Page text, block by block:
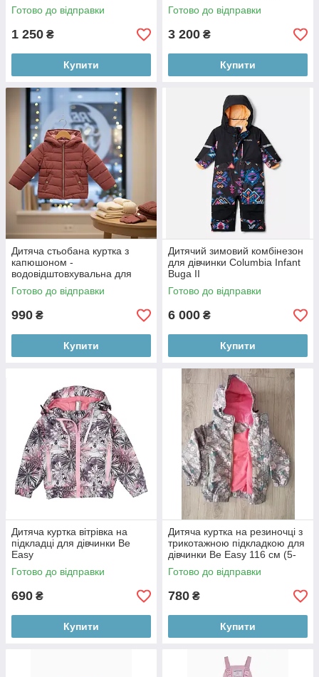
Готово до відправки
1 250 ₴
Купити
Готово до відправки
3 200 ₴
Купити
Дитяча стьобана куртка з
капюшоном -
водовідштовхувальна для
дівчинки 98 см (2–3 роки)
Готово до відправки
990 ₴
Купити
Дитячий зимовий комбінезон
для дівчинки Columbia Infant
Buga II
Готово до відправки
6 000 ₴
Купити
Дитяча куртка вітрівка на
підкладці для дівчинки Be
Easy
Готово до відправки
690 ₴
Купити
Дитяча куртка на резиночці з
трикотажною підкладкою для
дівчинки Be Easy 116 см (5-
6Y)
Готово до відправки
780 ₴
Купити